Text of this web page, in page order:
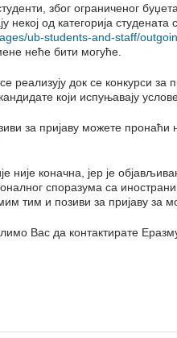
због ограниченог
некој од категорија
ub-students-and-staff/
неће бити могуће.
док се конкурси за
који испуњавају
за пријаву можете пронаћи
није коначна, јер је
споразума са
тим и позиви за пријаву за
Вас да контактирате